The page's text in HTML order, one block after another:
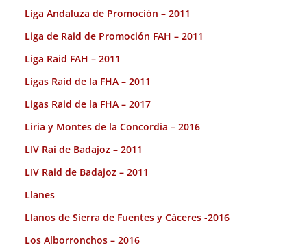
Liga Andaluza de Promoción – 2011
Liga de Raid de Promoción FAH – 2011
Liga Raid FAH – 2011
Ligas Raid de la FHA – 2011
Ligas Raid de la FHA – 2017
Liria y Montes de la Concordia – 2016
LIV Rai de Badajoz – 2011
LIV Raid de Badajoz – 2011
Llanes
Llanos de Sierra de Fuentes y Cáceres -2016
Los Alborronchos – 2016